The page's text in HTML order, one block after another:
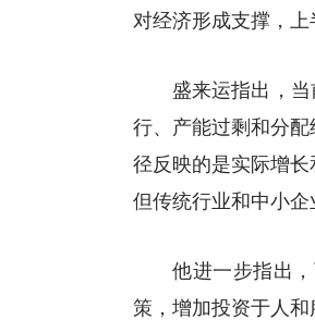
对经济形成支撑，上
盛来运指出，
行、产能过剩和分
径反映的是实际增
但传统行业和中小企
他进一步指出
策，增加投资于人和